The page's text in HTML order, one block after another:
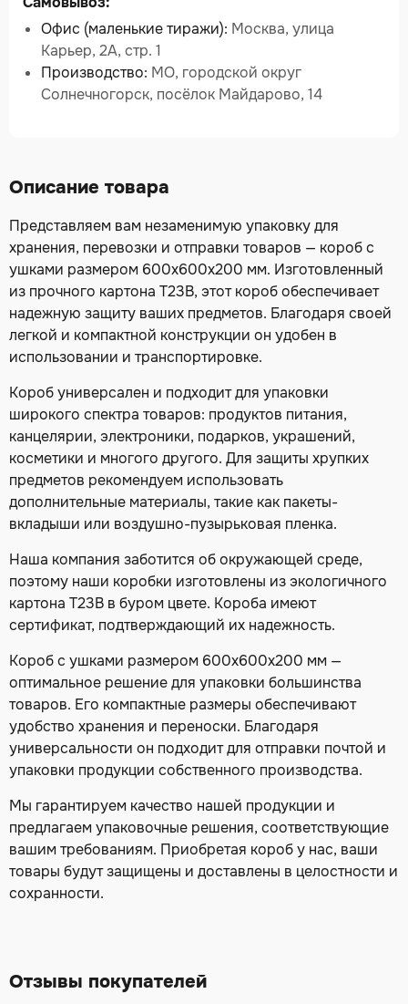
Офис (маленькие тиражи): Москва, улица
Карьер, 2А, стр. 1
Производство: МО, городской округ
Солнечногорск, посёлок Майдарово, 14
Описание товара
Представляем вам незаменимую упаковку для
хранения, перевозки и отправки товаров — короб с
ушками размером 600х600х200 мм. Изготовленный
из прочного картона Т23B, этот короб обеспечивает
надежную защиту ваших предметов. Благодаря своей
легкой и компактной конструкции он удобен в
использовании и транспортировке.
Короб универсален и подходит для упаковки
широкого спектра товаров: продуктов питания,
канцелярии, электроники, подарков, украшений,
косметики и многого другого. Для защиты хрупких
предметов рекомендуем использовать
дополнительные материалы, такие как пакеты-
вкладыши или воздушно-пузырьковая пленка.
Наша компания заботится об окружающей среде,
поэтому наши коробки изготовлены из экологичного
картона Т23В в буром цвете. Короба имеют
сертификат, подтверждающий их надежность.
Короб с ушками размером 600х600х200 мм —
оптимальное решение для упаковки большинства
товаров. Его компактные размеры обеспечивают
удобство хранения и переноски. Благодаря
универсальности он подходит для отправки почтой и
упаковки продукции собственного производства.
Мы гарантируем качество нашей продукции и
предлагаем упаковочные решения, соответствующие
вашим требованиям. Приобретая короб у нас, ваши
товары будут защищены и доставлены в целостности и
сохранности.
Отзывы покупателей